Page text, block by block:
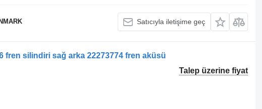
Satıcıyla iletişime geç
fren silindiri sağ arka 22273774 fren aküsü
Talep üzerine fiyat